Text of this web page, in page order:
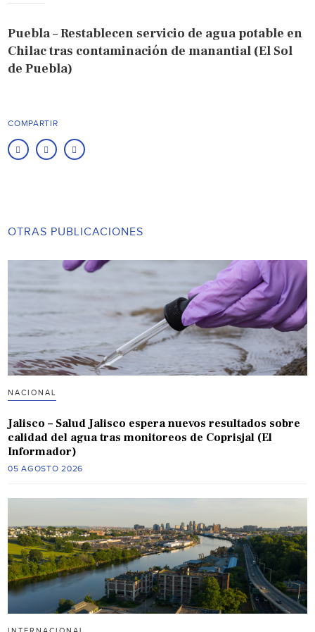
Puebla – Restablecen servicio de agua potable en
Chilac tras contaminación de manantial (El Sol
de Puebla)
COMPARTIR
OTRAS PUBLICACIONES
NACIONAL
Jalisco – Salud Jalisco espera nuevos resultados sobre
calidad del agua tras monitoreos de Coprisjal (El
Informador)
05 AGOSTO 2026